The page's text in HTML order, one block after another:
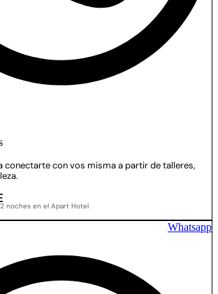
conectarte con vos misma a partir de talleres,
noches en el Apart Hotel
Whatsapp